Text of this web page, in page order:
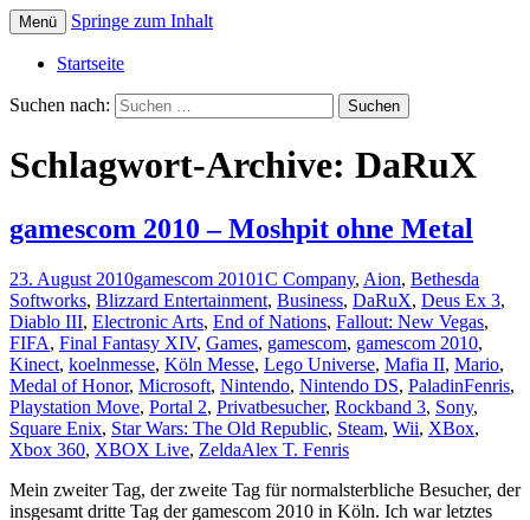
Der Dritte Spieler
Menü Springe zum Inhalt
Startseite
Suchen nach:
Schlagwort-Archive: DaRuX
gamescom 2010 – Moshpit ohne Metal
23. August 2010gamescom 20101C Company, Aion, Bethesda
Softworks, Blizzard Entertainment, Business, DaRuX, Deus Ex 3,
Diablo III, Electronic Arts, End of Nations, Fallout: New Vegas,
FIFA, Final Fantasy XIV, Games, gamescom, gamescom 2010,
Kinect, koelnmesse, Köln Messe, Lego Universe, Mafia II, Mario,
Medal of Honor, Microsoft, Nintendo, Nintendo DS, PaladinFenris,
Playstation Move, Portal 2, Privatbesucher, Rockband 3, Sony,
Square Enix, Star Wars: The Old Republic, Steam, Wii, XBox,
Xbox 360, XBOX Live, ZeldaAlex T. Fenris
Mein zweiter Tag, der zweite Tag für normalsterbliche Besucher, der
insgesamt dritte Tag der gamescom 2010 in Köln. Ich war letztes